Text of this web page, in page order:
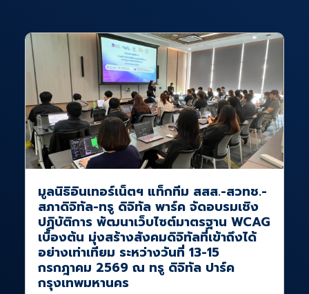
มูลนิธิอินเทอร์เน็ตฯ แท็กทีม สสส.-สวทช.-
สภาดิจิทัล-ทรู ดิจิทัล พาร์ค จัดอบรมเชิง
ปฏิบัติการ พัฒนาเว็บไซต์มาตรฐาน WCAG
เบื้องต้น มุ่งสร้างสังคมดิจิทัลที่เข้าถึงได้
อย่างเท่าเทียม ระหว่างวันที่ 13-15
กรกฎาคม 2569 ณ ทรู ดิจิทัล ปาร์ค
กรุงเทพมหานคร